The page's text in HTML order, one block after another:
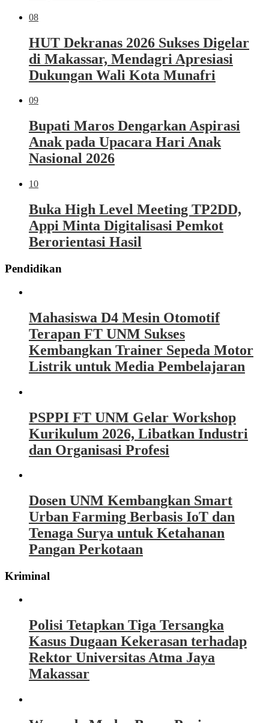
08
HUT Dekranas 2026 Sukses Digelar
di Makassar, Mendagri Apresiasi
Dukungan Wali Kota Munafri
09
Bupati Maros Dengarkan Aspirasi
Anak pada Upacara Hari Anak
Nasional 2026
10
Buka High Level Meeting TP2DD,
Appi Minta Digitalisasi Pemkot
Berorientasi Hasil
Pendidikan
Mahasiswa D4 Mesin Otomotif
Terapan FT UNM Sukses
Kembangkan Trainer Sepeda Motor
Listrik untuk Media Pembelajaran
PSPPI FT UNM Gelar Workshop
Kurikulum 2026, Libatkan Industri
dan Organisasi Profesi
Dosen UNM Kembangkan Smart
Urban Farming Berbasis IoT dan
Tenaga Surya untuk Ketahanan
Pangan Perkotaan
Kriminal
Polisi Tetapkan Tiga Tersangka
Kasus Dugaan Kekerasan terhadap
Rektor Universitas Atma Jaya
Makassar